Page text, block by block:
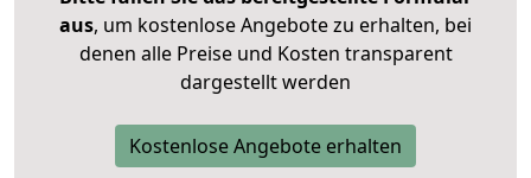
aus, um kostenlose Angebote zu erhalten, bei
denen alle Preise und Kosten transparent
dargestellt werden
Kostenlose Angebote erhalten